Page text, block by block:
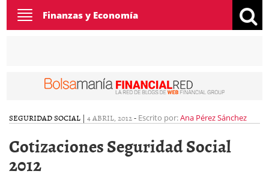
Toggle
navigation
Finanzas y Economía
SEGURIDAD SOCIAL | 4 ABRIL, 2012- Escrito por:Ana Pérez Sánchez
Cotizaciones Seguridad Social
2012